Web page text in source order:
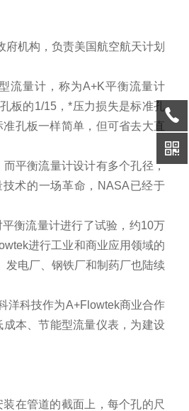
府机构，负责美国航空航天计划
流量计，称为A+K平衡流量计
板的1/15，*压力损失是标准孔
准孔板一样简单，但可省去大直
平衡流量计设计有多个孔径，
术的一场革命， NASA已经于
衡流量计进行了试验，约10万
进行工业和商业应用领域的
发电厂、钢铁厂和制药厂也陆续
洋科技作为A+Flowtek商业合作
本、节能型流量仪表，为建设
在管道的截面上，每个孔的尺